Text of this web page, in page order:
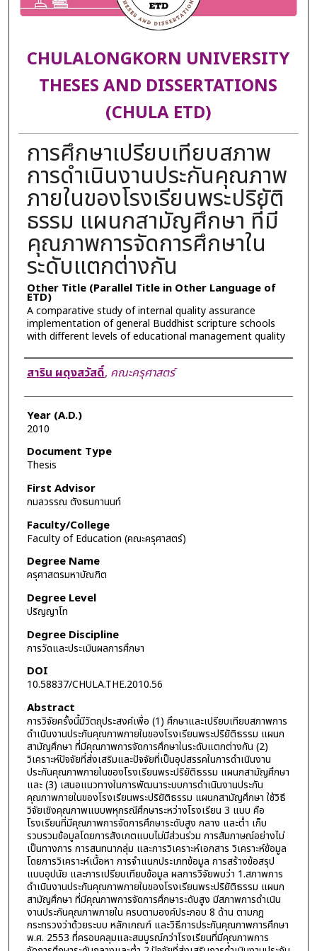
CHULALONGKORN UNIVERSITY
THESES AND DISSERTATIONS
(CHULA ETD)
การศึกษาเปรียบเทียบสภาพ
การดำเนินงานประกันคุณภาพ
ภายในของโรงเรียนพระปริยัติ
ธรรม แผนกสามัญศึกษา ที่มี
คุณภาพการจัดการศึกษาใน
ระดับแตกต่างกัน
Other Title (Parallel Title in Other Language of
ETD)
A comparative study of internal quality assurance
implementation of general Buddhist scripture schools
with different levels of educational management quality
Author
สาริน ผดุงสวัสดิ์, คณะครุศาสตร์
Year (A.D.)
2010
Document Type
Thesis
First Advisor
กมลวรรณ ตังธนกานนท์
Faculty/College
Faculty of Education (คณะครุศาสตร์)
Degree Name
ครุศาสตรมหาบัณฑิต
Degree Level
ปริญญาโท
Degree Discipline
การวัดและประเมินผลการศึกษา
DOI
10.58837/CHULA.THE.2010.56
Abstract
การวิจัยครั้งนี้มีวัตถุประสงค์เพื่อ (1) ศึกษาและเปรียบเทียบสภาพการ
ดำเนินงานประกันคุณภาพภายในของโรงเรียนพระปริยัติธรรม แผนก
สามัญศึกษา ที่มีคุณภาพการจัดการศึกษาในระดับแตกต่างกัน (2)
วิเคราะห์ปัจจัยที่ส่งเสริมและปัจจัยที่เป็นอุปสรรคในการดำเนินงาน
ประกันคุณภาพภายในของโรงเรียนพระปริยัติธรรม แผนกสามัญศึกษา
และ (3) เสนอแนวทางในการพัฒนาระบบการดำเนินงานประกัน
คุณภาพภายในของโรงเรียนพระปริยัติธรรม แผนกสามัญศึกษา ใช้วิธี
วิจัยเชิงคุณภาพแบบพหุกรณีศึกษาระหว่างโรงเรียน 3 แบบ คือ
โรงเรียนที่มีคุณภาพการจัดการศึกษาระดับสูง กลาง และต่ำ เก็บ
รวบรวมข้อมูลโดยการสังเกตแบบไม่มีส่วนร่วม การสัมภาษณ์อย่างไม่
เป็นทางการ การสนทนากลุ่ม และการวิเคราะห์เอกสาร วิเคราะห์ข้อมูล
โดยการวิเคราะห์เนื้อหา การจำแนกประเภทข้อมูล การสร้างข้อสรุป
แบบอุปนัย และการเปรียบเทียบข้อมูล ผลการวิจัยพบว่า 1.สภาพการ
ดำเนินงานประกันคุณภาพภายในของโรงเรียนพระปริยัติธรรม แผนก
สามัญศึกษา ที่มีคุณภาพการจัดการศึกษาระดับสูง มีสภาพการดำเนิน
งานประกันคุณภาพภายใน ครบตามองค์ประกอบ 8 ด้าน ตามกฎ
กระทรวงว่าด้วยระบบ หลักเกณฑ์ และวิธีการประกันคุณภาพการศึกษา
พ.ศ. 2553 ที่ครอบคลุมและสมบูรณ์กว่าโรงเรียนที่มีคุณภาพการ